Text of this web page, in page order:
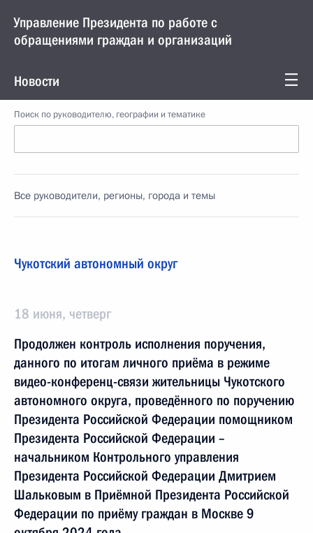
Управление Президента по работе с
обращениями граждан и организаций
Новости
Поиск по руководителю, географии и тематике
Все руководители, регионы, города и темы
Чукотский автономный округ
18 июня, четверг
Продолжен контроль исполнения поручения,
данного по итогам личного приёма в режиме
видео-конференц-связи жительницы Чукотского
автономного округа, проведённого по поручению
Президента Российской Федерации помощником
Президента Российской Федерации –
начальником Контрольного управления
Президента Российской Федерации Дмитрием
Шальковым в Приёмной Президента Российской
Федерации по приёму граждан в Москве 9